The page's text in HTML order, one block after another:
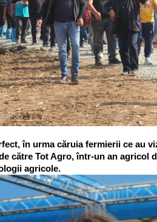
în urma căruia fermierii ce au
către Tot Agro, într-un an
agricole.